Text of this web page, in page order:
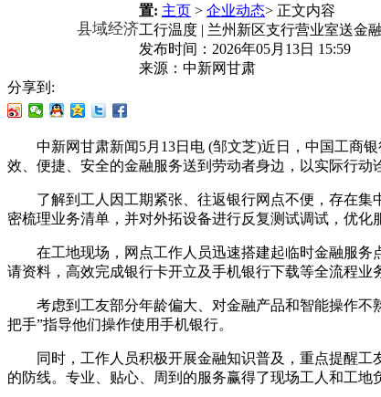
县域经济
置: 主页 > 企业动态> 正文内容
工行温度 | 兰州新区支行营业室送金
发布时间： 2026年05月13日 15:59
来源： 中新网甘肃
分享到:
中新网甘肃新闻5月13日电 (邹文芝)近日，中国工商银
效、便捷、安全的金融服务送到劳动者身边，以实际行动
了解到工人因工期紧张、往返银行网点不便，存在集
密梳理业务清单，并对外拓设备进行反复测试调试，优
在工地现场，网点工作人员迅速搭建起临时金融服务
请资料，高效完成银行卡开立及手机银行下载等全流程业
考虑到工友部分年龄偏大、对金融产品和智能操作不
把手”指导他们操作使用手机银行。
同时，工作人员积极开展金融知识普及，重点提醒工
的防线。专业、贴心、周到的服务赢得了现场工人和工地